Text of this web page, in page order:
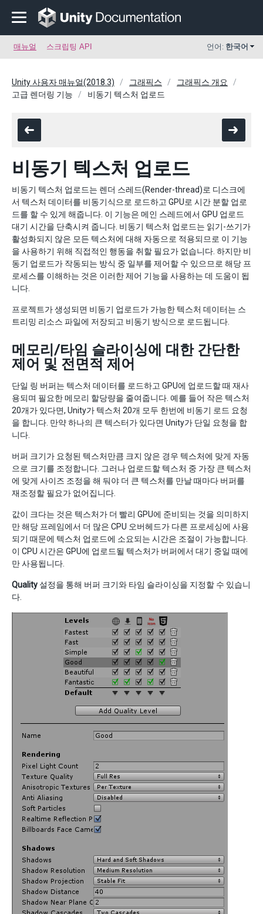
매뉴얼 스크립팅 API 언어: 한국어
Unity 사용자 매뉴얼(2018.3) 그래픽스
그래픽스 개요
고급 렌더링 기능
비동기 텍스처 업로드
비동기 텍스처 업로드
비동기 텍스처 업로드는 렌더 스레드(Render-thread)로 디스크에
서 텍스처 데이터를 비동기식으로 로드하고 GPU로 시간 분할 업로
드를 할 수 있게 해줍니다. 이 기능은 메인 스레드에서 GPU 업로드
대기 시간을 단축시켜 줍니다. 비동기 텍스처 업로드는 읽기-쓰기가
활성화되지 않은 모든 텍스처에 대해 자동으로 적용되므로 이 기능
을 사용하기 위해 직접적인 행동을 취할 필요가 없습니다. 하지만 비
동기 업로드가 작동되는 방식 중 일부를 제어할 수 있으므로 해당 프
로세스를 이해하는 것은 이러한 제어 기능을 사용하는 데 도움이 됩
니다.
프로젝트가 생성되면 비동기 업로드가 가능한 텍스처 데이터는 스
트리밍 리소스 파일에 저장되고 비동기 방식으로 로드됩니다.
메모리/타임 슬라이싱에 대한 간단한
제어 및 전면적 제어
단일 링 버퍼는 텍스처 데이터를 로드하고 GPU에 업로드할 때 재사
용되며 필요한 메모리 할당량을 줄여줍니다. 예를 들어 작은 텍스처
20개가 있다면, Unity가 텍스처 20개 모두 한번에 비동기 로드 요청
을 합니다. 만약 하나의 큰 텍스터가 있다면 Unity가 단일 요청을 합
니다.
버퍼 크기가 요청된 텍스처만큼 크지 않은 경우 텍스처에 맞게 자동
으로 크기를 조정합니다. 그러나 업로드할 텍스처 중 가장 큰 텍스처
에 맞게 사이즈 조정을 해 둬야 더 큰 텍스처를 만날 때마다 버퍼를
재조정할 필요가 없어집니다.
값이 크다는 것은 텍스처가 더 빨리 GPU에 준비되는 것을 의미하지
만 해당 프레임에서 더 많은 CPU 오버헤드가 다른 프로세싱에 사용
되기 때문에 텍스처 업로드에 소요되는 시간은 조절이 가능합니다.
이 CPU 시간은 GPU에 업로드될 텍스처가 버퍼에서 대기 중일 때에
만 사용됩니다.
Quality 설정을 통해 버퍼 크기와 타임 슬라이싱을 지정할 수 있습니
다.